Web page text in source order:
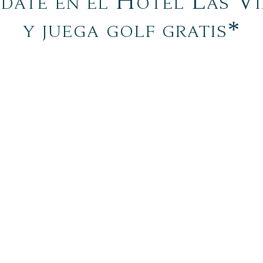
y juega golf gratis*